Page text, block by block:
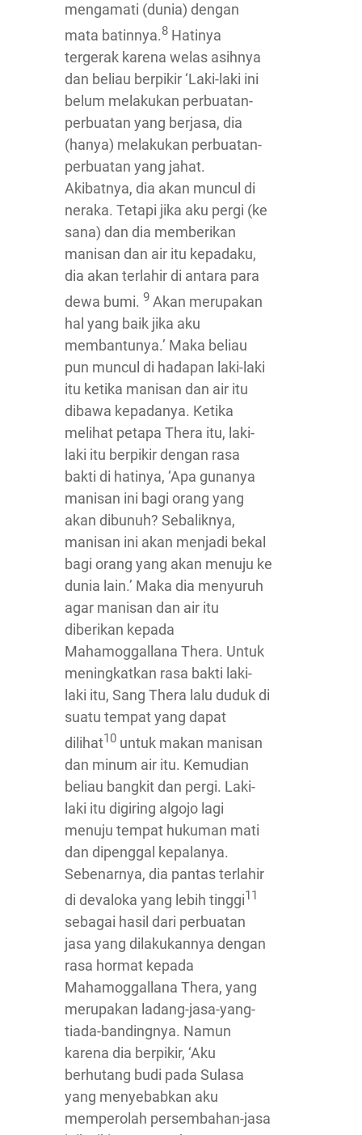
mengamati (dunia) dengan
mata batinnya.8 Hatinya
tergerak karena welas asihnya
dan beliau berpikir ‘Laki-laki ini
belum melakukan perbuatan-
perbuatan yang berjasa, dia
(hanya) melakukan perbuatan-
perbuatan yang jahat.
Akibatnya, dia akan muncul di
neraka. Tetapi jika aku pergi (ke
sana) dan dia memberikan
manisan dan air itu kepadaku,
dia akan terlahir di antara para
dewa bumi. 9 Akan merupakan
hal yang baik jika aku
membantunya.’ Maka beliau
pun muncul di hadapan laki-laki
itu ketika manisan dan air itu
dibawa kepadanya. Ketika
melihat petapa Thera itu, laki-
laki itu berpikir dengan rasa
bakti di hatinya, ‘Apa gunanya
manisan ini bagi orang yang
akan dibunuh? Sebaliknya,
manisan ini akan menjadi bekal
bagi orang yang akan menuju ke
dunia lain.’ Maka dia menyuruh
agar manisan dan air itu
diberikan kepada
Mahamoggallana Thera. Untuk
meningkatkan rasa bakti laki-
laki itu, Sang Thera lalu duduk di
suatu tempat yang dapat
dilihat10 untuk makan manisan
dan minum air itu. Kemudian
beliau bangkit dan pergi. Laki-
laki itu digiring algojo lagi
menuju tempat hukuman mati
dan dipenggal kepalanya.
Sebenarnya, dia pantas terlahir
di devaloka yang lebih tinggi11
sebagai hasil dari perbuatan
jasa yang dilakukannya dengan
rasa hormat kepada
Mahamoggallana Thera, yang
merupakan ladang-jasa-yang-
tiada-bandingnya. Namun
karena dia berpikir, ‘Aku
berhutang budi pada Sulasa
yang menyebabkan aku
memperolah persembahan-jasa